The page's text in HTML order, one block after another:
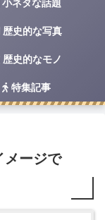
小ネタな話題
歴史的な写真
歴史的なモノ
特集記事
メージで